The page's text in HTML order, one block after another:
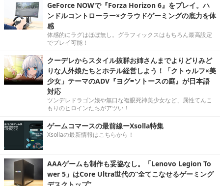
GeForce NOWで『Forza Horizon 6』をプレイ。ハ
ンドルコントローラー×クラウドゲーミングの底力を体
感
体感的にラグはほぼ無し。グラフィックスはもちろん最高設定
でプレイ可能！
クーデレからスタイル抜群お姉さんまでよりどりみど
りな人外娘たちとホテル経営しよう！「クトゥルフ×美
少女」テーマのADV『ヨグ=ソトースの庭』が日本語
対応
ツンデレドラゴン娘や無口な複眼死神美少女など、属性てんこ
もりのヒロインたちがアツい！
ゲームコマースの最前線ーXsolla特集
Xsollaの最新情報はこちらから！
AAAゲームも制作も妥協なし。「Lenovo Legion To
wer 5」はCore Ultra世代の“全てこなせるゲーミング